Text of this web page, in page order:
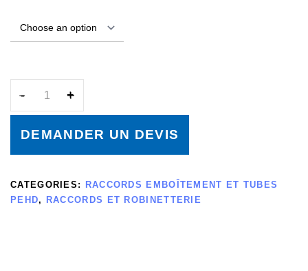
DEMANDER UN DEVIS
CATEGORIES: RACCORDS EMBOÎTEMENT ET TUBES
PEHD, RACCORDS ET ROBINETTERIE